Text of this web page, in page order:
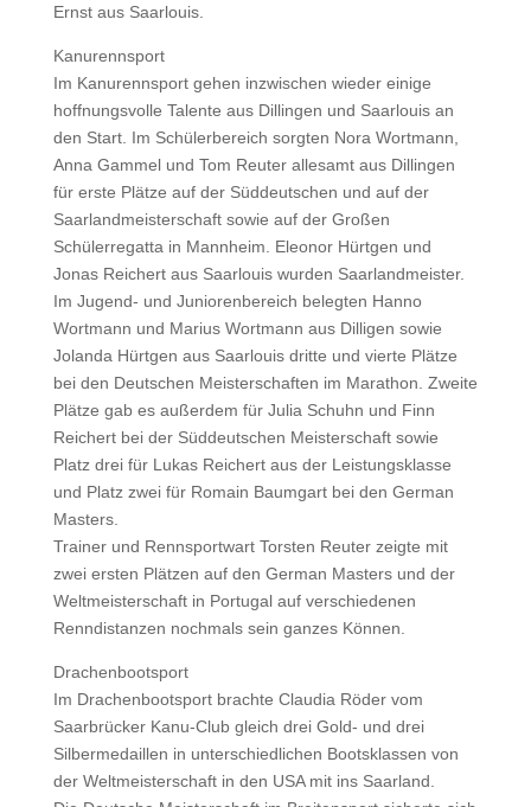
Ernst aus Saarlouis.
Kanurennsport
Im Kanurennsport gehen inzwischen wieder einige
hoffnungsvolle Talente aus Dillingen und Saarlouis an
den Start. Im Schülerbereich sorgten Nora Wortmann,
Anna Gammel und Tom Reuter allesamt aus Dillingen
für erste Plätze auf der Süddeutschen und auf der
Saarlandmeisterschaft sowie auf der Großen
Schülerregatta in Mannheim. Eleonor Hürtgen und
Jonas Reichert aus Saarlouis wurden Saarlandmeister.
Im Jugend- und Juniorenbereich belegten Hanno
Wortmann und Marius Wortmann aus Dilligen sowie
Jolanda Hürtgen aus Saarlouis dritte und vierte Plätze
bei den Deutschen Meisterschaften im Marathon. Zweite
Plätze gab es außerdem für Julia Schuhn und Finn
Reichert bei der Süddeutschen Meisterschaft sowie
Platz drei für Lukas Reichert aus der Leistungsklasse
und Platz zwei für Romain Baumgart bei den German
Masters.
Trainer und Rennsportwart Torsten Reuter zeigte mit
zwei ersten Plätzen auf den German Masters und der
Weltmeisterschaft in Portugal auf verschiedenen
Renndistanzen nochmals sein ganzes Können.
Drachenbootsport
Im Drachenbootsport brachte Claudia Röder vom
Saarbrücker Kanu-Club gleich drei Gold- und drei
Silbermedaillen in unterschiedlichen Bootsklassen von
der Weltmeisterschaft in den USA mit ins Saarland.